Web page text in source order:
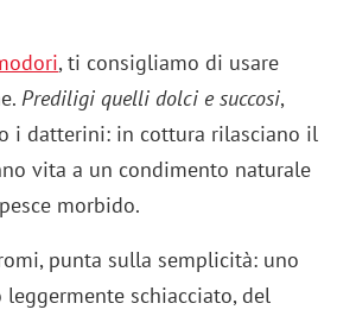
, ti consigliamo di usare
Prediligi quelli dolci e succosi,
i datterini: in cottura rilasciano il
vita a un condimento naturale
morbido.
punta sulla semplicità: uno
schiacciato, del